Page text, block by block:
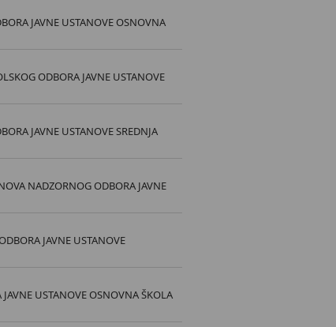
JAVNE USTANOVE OSNOVNA
ODBORA JAVNE USTANOVE
JAVNE USTANOVE SREDNJA
NADZORNOG ODBORA JAVNE
JAVNE USTANOVE
JAVNE USTANOVE OSNOVNA ŠKOLA